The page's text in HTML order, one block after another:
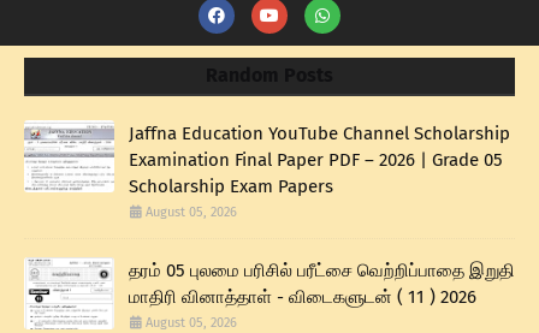
Jaffna Education YouTube Channel Scholarship
Examination Final Paper PDF – 2026 | Grade 05
Scholarship Exam Papers
August 05, 2026
தரம் 05 புலமை பரிசில் பரீட்சை வெற்றிப்பாதை இறுதி
மாதிரி வினாத்தாள் - விடைகளுடன் ( 11 ) 2026
August 05, 2026